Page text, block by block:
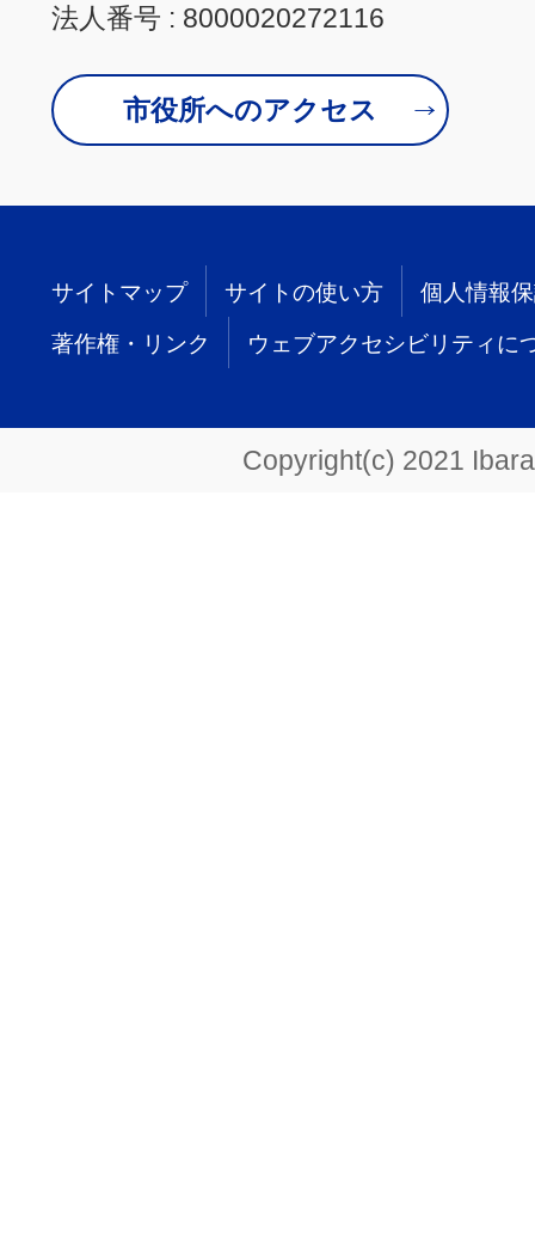
法人番号 : 8000020272116
市役所へのアクセス
サイトマップ サイトの使い方 個人情報
著作権・リンク ウェブアクセシビリティに
Copyright(c) 2021